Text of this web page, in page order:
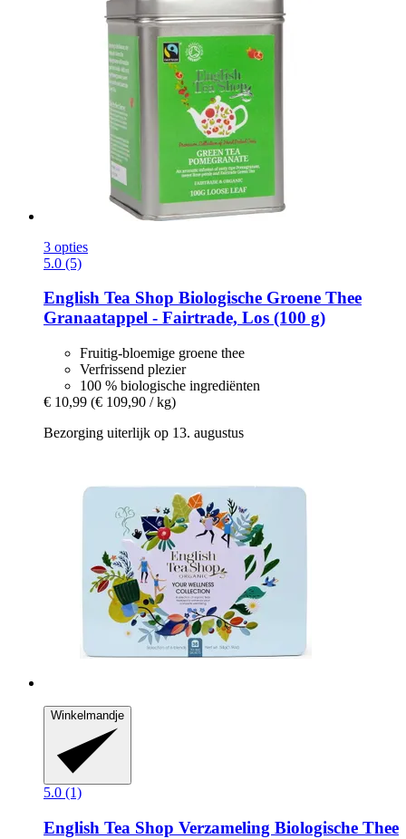
3 opties
5.0 (5)
English Tea Shop Biologische Groene Thee
Granaatappel -​ Fairtrade, Los (100 g)
Fruitig-bloemige groene thee
Verfrissend plezier
100 % biologische ingrediënten
€ 10,99 (€ 109,90 / kg)
Bezorging uiterlijk op 13. augustus
Winkelmandje
5.0 (1)
English Tea Shop Verzameling Biologische Thee